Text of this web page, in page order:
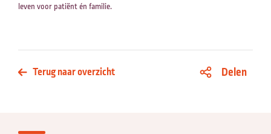
leven voor patiënt én familie.
Terug naar overzicht Delen